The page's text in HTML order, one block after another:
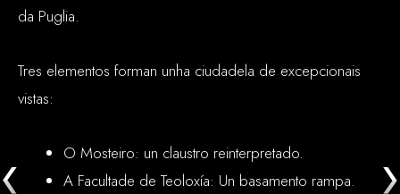
da Puglia.
Tres elementos forman unha ciudadela de excepcionais
vistas:
O Mosteiro: un claustro reinterpretado.
A Facultade de Teoloxía: Un basamento rampa.